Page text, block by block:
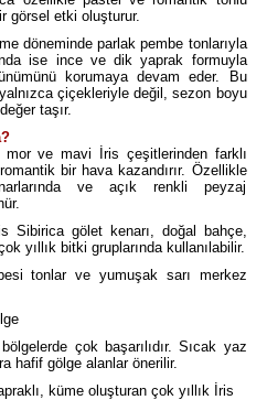
görsel etki oluşturur.
döneminde parlak pembe tonlarıyla
ise ince ve dik yaprak formuyla
korumaya devam eder. Bu
çiçekleriyle değil, sezon boyu
taşır.
ve mavi İris çeşitlerinden farklı
bir hava kazandırır. Özellikle
ve açık renkli peyzaj
Sibirica gölet kenarı, doğal bahçe,
yıllık bitki gruplarında kullanılabilir.
tonlar ve yumuşak sarı merkez
çok başarılıdır. Sıcak yaz
hafif gölge alanlar önerilir.
küme oluşturan çok yıllık İris